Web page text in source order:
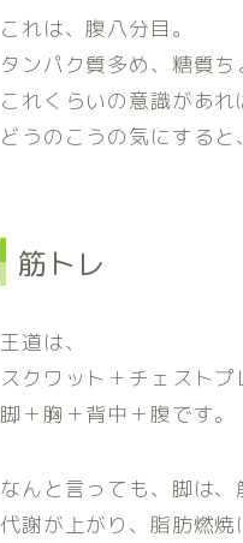
これは、腹八分目。
タンパク質多め、糖質ち
これくらいの意識があれ
どうのこうの気にすると
筋トレ
王道は、
スクワット＋チェストプ
脚＋胸＋背中＋腹です。
なんと言っても、脚は、
代謝が上がり、脂肪燃焼